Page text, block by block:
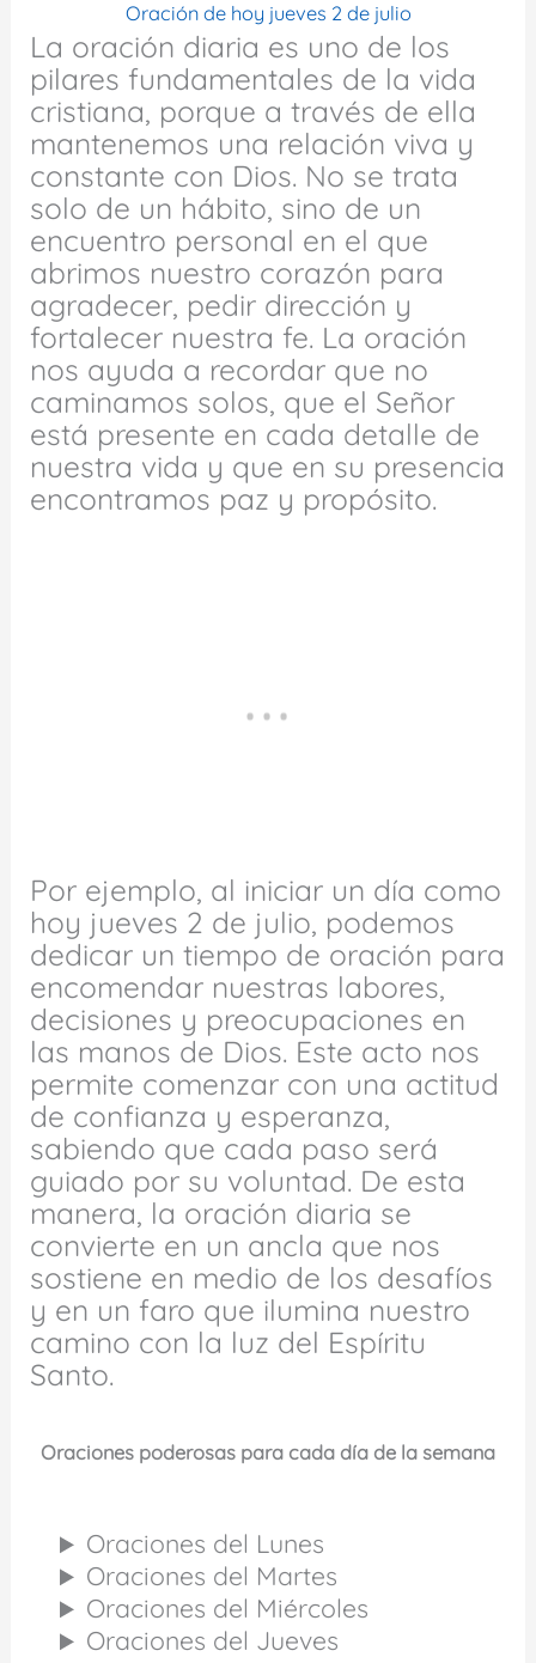
Oración de hoy jueves 2 de julio
La oración diaria es uno de los
pilares fundamentales de la vida
cristiana, porque a través de ella
mantenemos una relación viva y
constante con Dios. No se trata
solo de un hábito, sino de un
encuentro personal en el que
abrimos nuestro corazón para
agradecer, pedir dirección y
fortalecer nuestra fe. La oración
nos ayuda a recordar que no
caminamos solos, que el Señor
está presente en cada detalle de
nuestra vida y que en su presencia
encontramos paz y propósito.
Por ejemplo, al iniciar un día como
hoy jueves 2 de julio, podemos
dedicar un tiempo de oración para
encomendar nuestras labores,
decisiones y preocupaciones en
las manos de Dios. Este acto nos
permite comenzar con una actitud
de confianza y esperanza,
sabiendo que cada paso será
guiado por su voluntad. De esta
manera, la oración diaria se
convierte en un ancla que nos
sostiene en medio de los desafíos
y en un faro que ilumina nuestro
camino con la luz del Espíritu
Santo.
Oraciones poderosas para cada día de la semana
Oraciones del Lunes
Oraciones del Martes
Oraciones del Miércoles
Oraciones del Jueves